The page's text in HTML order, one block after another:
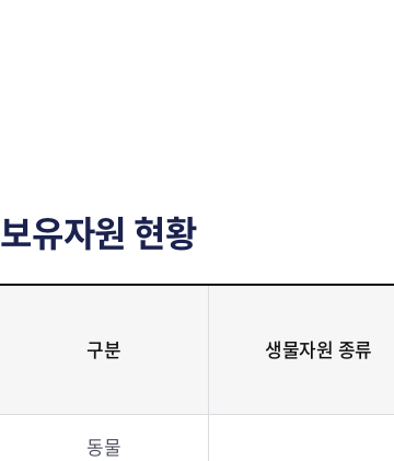
보유자원 현황
구분 생물자원 종류
동물